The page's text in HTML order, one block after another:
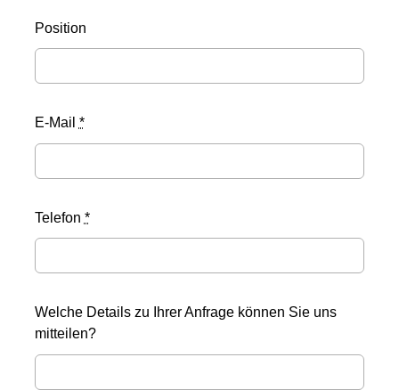
Position
E-Mail *
Telefon *
Welche Details zu Ihrer Anfrage können Sie uns
mitteilen?